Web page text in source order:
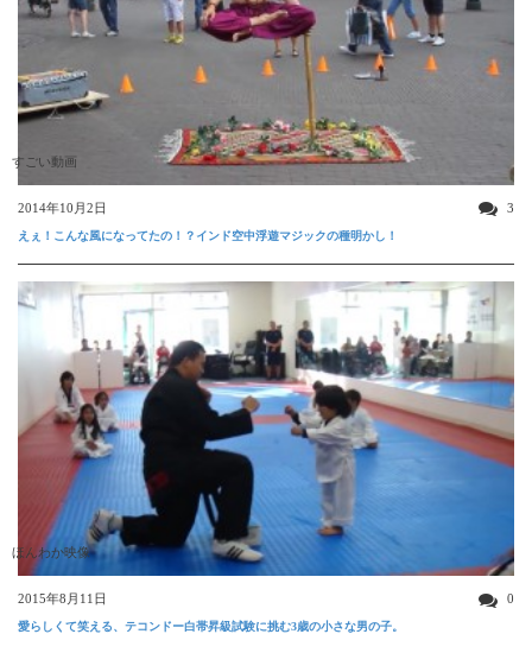
すごい動画
2014年10月2日 3
えぇ！こんな風になってたの！？インド空中浮遊マジックの種明かし！
ほんわか映像
2015年8月11日 0
愛らしくて笑える、テコンドー白帯昇級試験に挑む3歳の小さな男の子。